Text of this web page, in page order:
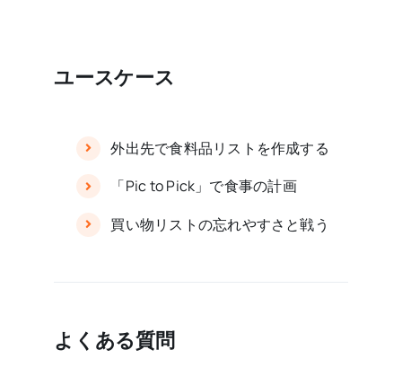
ユースケース
外出先で食料品リストを作成する
「Pic to Pick」で食事の計画
買い物リストの忘れやすさと戦う
よくある質問